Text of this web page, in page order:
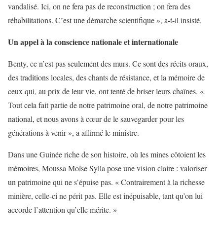
vandalisé. Ici, on ne fera pas de reconstruction ; on fera des
réhabilitations. C’est une démarche scientifique », a-t-il insisté.
Un appel à la conscience nationale et internationale
Benty, ce n’est pas seulement des murs. Ce sont des récits oraux,
des traditions locales, des chants de résistance, et la mémoire de
ceux qui, au prix de leur vie, ont tenté de briser leurs chaînes. «
Tout cela fait partie de notre patrimoine oral, de notre patrimoine
national, et nous avons à cœur de le sauvegarder pour les
générations à venir », a affirmé le ministre.
Dans une Guinée riche de son histoire, où les mines côtoient les
mémoires, Moussa Moïse Sylla pose une vision claire : valoriser
un patrimoine qui ne s’épuise pas. « Contrairement à la richesse
minière, celle-ci ne périt pas. Elle est inépuisable, tant qu’on lui
accorde l’attention qu’elle mérite. »